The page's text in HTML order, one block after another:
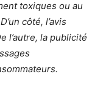
toxiques ou au
côté, l’avis
l’autre, la publicité